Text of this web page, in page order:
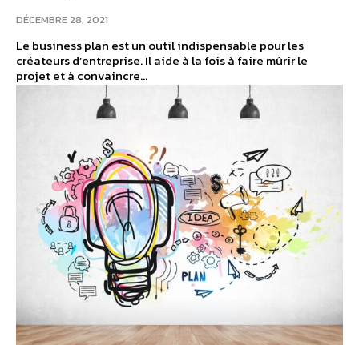
DÉCEMBRE 28, 2021
Le business plan est un outil indispensable pour les
créateurs d’entreprise. Il aide à la fois à faire mûrir le
projet et à convaincre...